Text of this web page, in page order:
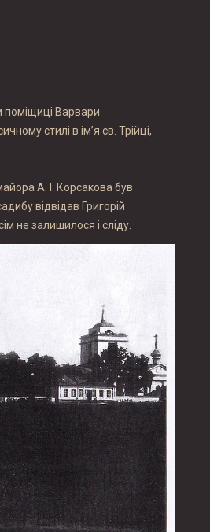
поміщиці Варвари
стилі в ім’я св. Трійці,
А. І. Корсакова був
відвідав Григорій
не залишилося і сліду.